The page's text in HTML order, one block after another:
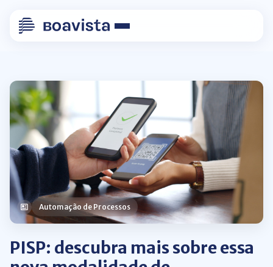
Automação de Processos
PISP: descubra mais sobre essa